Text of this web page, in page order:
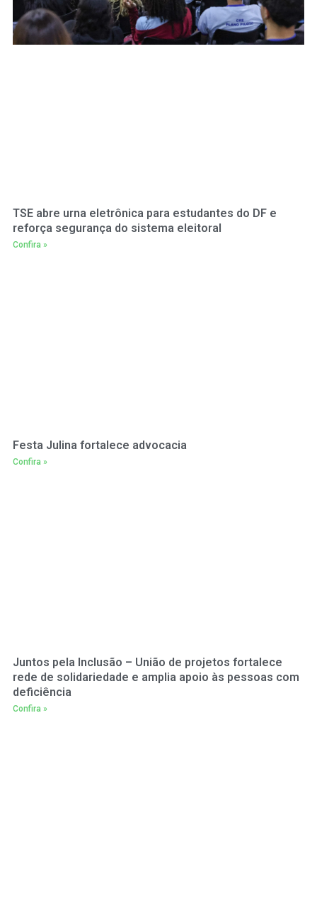
TSE abre urna eletrônica para estudantes do DF e
reforça segurança do sistema eleitoral
Confira »
Festa Julina fortalece advocacia
Confira »
Juntos pela Inclusão – União de projetos fortalece
rede de solidariedade e amplia apoio às pessoas com
deficiência
Confira »